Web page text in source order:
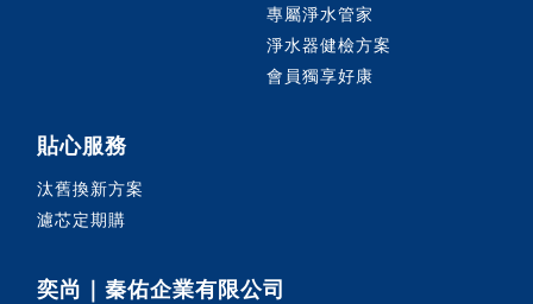
專屬淨水管家
淨水器健檢方案
會員獨享好康
貼心服務
汰舊換新方案
濾芯定期購
奕尚｜秦佑企業有限公司